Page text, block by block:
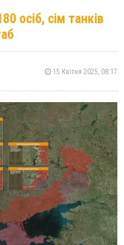
осіб, сім танків
15 Квітня 2025, 08:17